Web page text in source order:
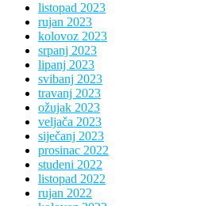
listopad 2023
rujan 2023
kolovoz 2023
srpanj 2023
lipanj 2023
svibanj 2023
travanj 2023
ožujak 2023
veljača 2023
siječanj 2023
prosinac 2022
studeni 2022
listopad 2022
rujan 2022